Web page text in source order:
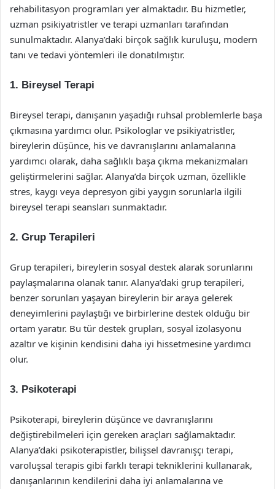
rehabilitasyon programları yer almaktadır. Bu hizmetler,
uzman psikiyatristler ve terapi uzmanları tarafından
sunulmaktadır. Alanya’daki birçok sağlık kuruluşu, modern
tanı ve tedavi yöntemleri ile donatılmıştır.
1. Bireysel Terapi
Bireysel terapi, danışanın yaşadığı ruhsal problemlerle başa
çıkmasına yardımcı olur. Psikologlar ve psikiyatristler,
bireylerin düşünce, his ve davranışlarını anlamalarına
yardımcı olarak, daha sağlıklı başa çıkma mekanizmaları
geliştirmelerini sağlar. Alanya’da birçok uzman, özellikle
stres, kaygı veya depresyon gibi yaygın sorunlarla ilgili
bireysel terapi seansları sunmaktadır.
2. Grup Terapileri
Grup terapileri, bireylerin sosyal destek alarak sorunlarını
paylaşmalarına olanak tanır. Alanya’daki grup terapileri,
benzer sorunları yaşayan bireylerin bir araya gelerek
deneyimlerini paylaştığı ve birbirlerine destek olduğu bir
ortam yaratır. Bu tür destek grupları, sosyal izolasyonu
azaltır ve kişinin kendisini daha iyi hissetmesine yardımcı
olur.
3. Psikoterapi
Psikoterapi, bireylerin düşünce ve davranışlarını
değiştirebilmeleri için gereken araçları sağlamaktadır.
Alanya’daki psikoterapistler, bilişsel davranışçı terapi,
varoluşsal terapis gibi farklı terapi tekniklerini kullanarak,
danışanlarının kendilerini daha iyi anlamalarına ve